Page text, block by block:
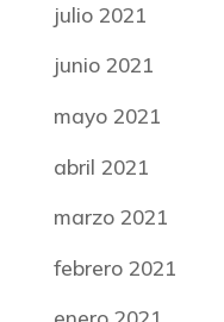
julio 2021
junio 2021
mayo 2021
abril 2021
marzo 2021
febrero 2021